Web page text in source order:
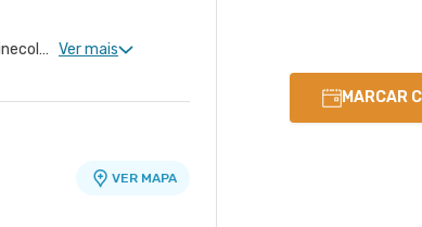
Urologia Clinica, Disfunções Miccionais, Andrologia, Uroginecologia, Urologia Oncológica, Cirurgia Robótica Geral, Cirurgia Urológica Ver mais
MARCAR
VER MAPA